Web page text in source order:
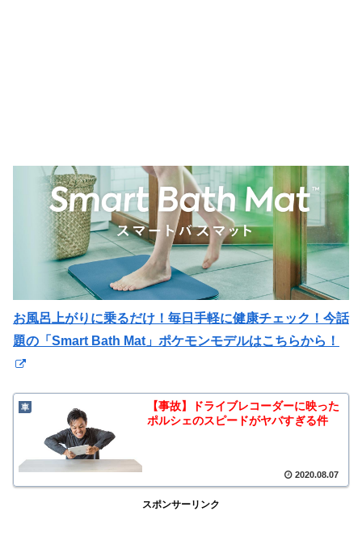
お風呂上がりに乗るだけ！毎日手軽に健康チェック！今話
題の「Smart Bath Mat」ポケモンモデルはこちらから！
車
【事故】ドライブレコーダーに映った
ポルシェのスピードがヤバすぎる件
2020.08.07
スポンサーリンク